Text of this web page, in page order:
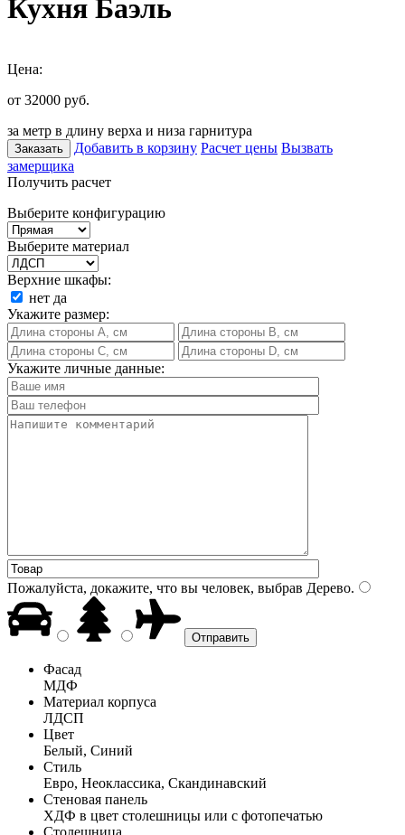
Кухня Баэль
Цена:
от 32000 руб.
за метр в длину верха и низа гарнитура
Заказать Добавить в корзину Расчет цены Вызвать
замерщика
Получить расчет
Выберите конфигурацию
Выберите материал
Верхние шкафы:
нет да
Укажите размер:
Укажите личные данные:
Пожалуйста, докажите, что вы человек, выбрав Дерево.
Фасад
МДФ
Материал корпуса
ЛДСП
Цвет
Белый, Синий
Стиль
Евро, Неоклассика, Скандинавский
Стеновая панель
ХДФ в цвет столешницы или с фотопечатью
Столешница